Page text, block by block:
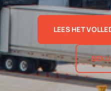
LEES HET